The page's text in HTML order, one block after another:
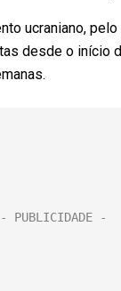
ucraniano,
desde o início